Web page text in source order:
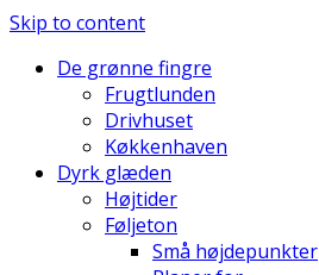
Skip to content
De grønne fingre
Frugtlunden
Drivhuset
Køkkenhaven
Dyrk glæden
Højtider
Føljeton
Små højdepunkter